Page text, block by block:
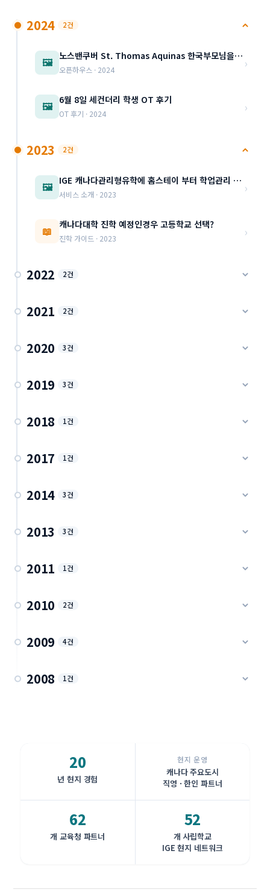
2024 2건
🖼️ 노스밴쿠버 St. Thomas Aquinas 한국부모님을 위한 별도의 오픈 하우스 11월28(목) …
오픈하우스 · 2024 ›
🖼️ 6월 8일 세컨더리 학생 OT 후기
OT 후기 · 2024 ›
2023 2건
🖼️ IGE 캐나다관리형유학에 홈스테이 부터 학업관리 세부내용 소개(북미, 한국 대학 진학대비)
서비스 소개 · 2023 ›
📖 캐나다대학 진학 예정인경우 고등학교 선택?
진학 가이드 · 2023 ›
2022 2건
진학 가이드 · 2022
세미스터 학교와 리니어 학교의 차이
2021 2건
진학 가이드 · 2021
IGE 졸업생들의 대학 합격 현황 입니다.
2020 3건
추천서 가이드 · 2020
바이러스가 바꾼 ap, 토플 시험의 행운
눈으로 인한 휴교,휴원
2019 3건
진학 가이드 · 2019
아보츠포드 SJB 학부모 미팅 2편
알렉스호프 월넛그로브 HD 미들 학교 방문 (2019)
2018 1건
학부모 미팅 · 2018
2017 1건
학부모 미팅 · 2017
2014 3건
홈스테이 · 2014
IGE 학생 다양한 액티비티 순간 (2014)
IGE 교육원 수업 풍경 (2007~2014)
2013 3건
학교 사례 · 2013
IGE 관리형 — 랭리 LFAS 기독교사립 (2013)
IGE 기숙사 생활 기록 (2013)
2011 1건
액티비티 · 2011
2010 2건
직영 교육원 · 2010
IGE 아보츠포드 중고등교육원 (2010)
2009 4건
학교 사례 · 2009
IGE 관리형 — 델타 SHS 공립 초등 K-7 (2009)
IGE 관리형 — 밴쿠버 St.James 가톨릭 사립 (2009)
학교 사례 · 2009
2008 1건
20
년 현지 경험
현지 운영
캐나다 주요도시
직영 · 한인 파트너
62
개 교육청 파트너
52
개 사립학교
IGE 현지 네트워크